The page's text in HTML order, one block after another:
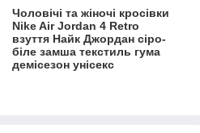
Чоловічі та жіночі кросівки
Nike Air Jordan 4 Retro
взуття Найк Джордан сіро-
біле замша текстиль гума
демісезон унісекс